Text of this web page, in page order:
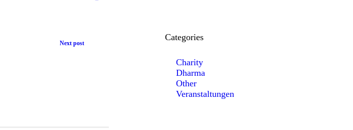
Next post
Categories
Charity
Dharma
Other
Veranstaltungen